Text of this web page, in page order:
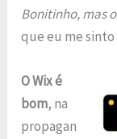
Bonitinho, mas
que eu me sinto
O Wix é
bom, na
propagan